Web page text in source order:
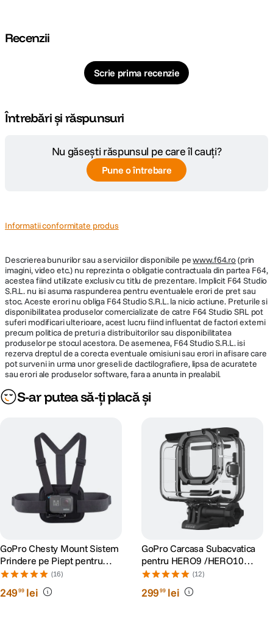
Recenzii
Scrie prima recenzie
Întrebări și răspunsuri
Nu găsești răspunsul pe care îl cauți?
Pune o întrebare
Informatii conformitate produs
Descrierea bunurilor sau a serviciilor disponibile pewww.f64.ro(prin
imagini, video etc.) nu reprezinta o obligatie contractuala din partea F64,
acestea fiind utilizate exclusiv cu titlu de prezentare. Implicit F64 Studio
S.R.L. nu isi asuma raspunderea pentru eventualele erori de pret sau
stoc. Aceste erori nu obliga F64 Studio S.R.L. la nicio actiune. Preturile si
disponibilitatea produselor comercializate de catre F64 Studio SRL pot
suferi modificari ulterioare, acest lucru fiind influentat de factori externi
precum politica de preturi a distribuitorilor sau disponibilitatea
produselor pe stocul acestora. De asemenea, F64 Studio S.R.L. isi
rezerva dreptul de a corecta eventuale omisiuni sau erori in afisare care
pot surveni in urma unor greseli de dactilografiere, lipsa de acuratete
sau erori ale produselor software, fara a anunta in prealabil.
S-ar putea să-ți placă și
GoPro Chesty Mount Sistem
Prindere pe Piept pentru
Camerele Video GoPro
(16)
24999 lei
GoPro Carcasa Subacvatica
pentru HERO9 /HERO10
/HERO11 Black/HERO12/
HERO13
(12)
29999 lei